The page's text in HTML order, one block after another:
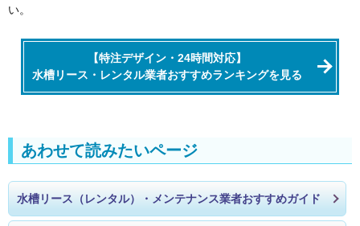
い。
【特注デザイン・24時間対応】
水槽リース・レンタル業者おすすめランキングを見る
あわせて読みたいページ
水槽リース（レンタル）・メンテナンス業者おすすめガイド